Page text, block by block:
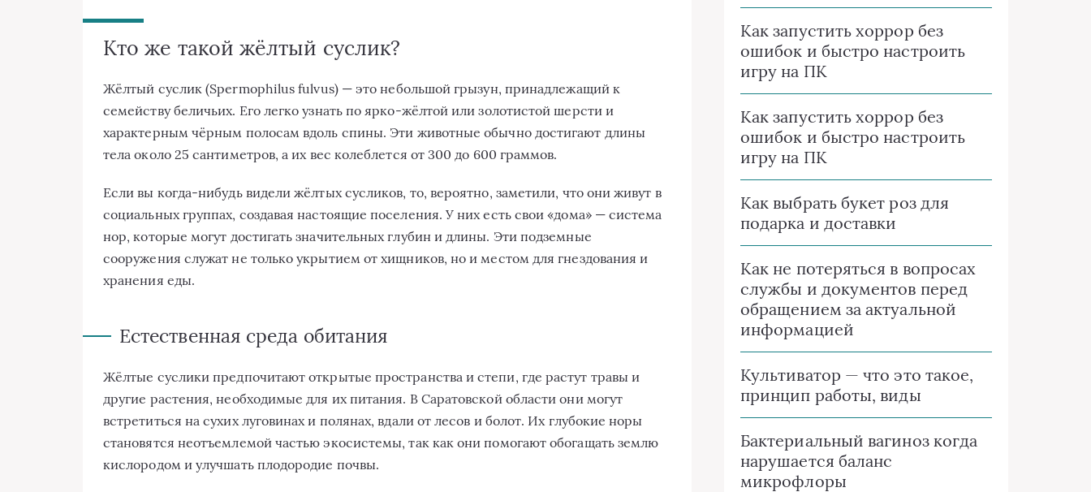
Кто же такой жёлтый суслик?
Жёлтый суслик (Spermophilus fulvus) — это небольшой грызун, принадлежащий к
семейству беличьих. Его легко узнать по ярко-жёлтой или золотистой шерсти и
характерным чёрным полосам вдоль спины. Эти животные обычно достигают длины
тела около 25 сантиметров, а их вес колеблется от 300 до 600 граммов.
Если вы когда-нибудь видели жёлтых сусликов, то, вероятно, заметили, что они живут в
социальных группах, создавая настоящие поселения. У них есть свои «дома» — система
нор, которые могут достигать значительных глубин и длины. Эти подземные
сооружения служат не только укрытием от хищников, но и местом для гнездования и
хранения еды.
Естественная среда обитания
Жёлтые суслики предпочитают открытые пространства и степи, где растут травы и
другие растения, необходимые для их питания. В Саратовской области они могут
встретиться на сухих луговинах и полянах, вдали от лесов и болот. Их глубокие норы
становятся неотъемлемой частью экосистемы, так как они помогают обогащать землю
кислородом и улучшать плодородие почвы.
Как запустить хоррор без
ошибок и быстро настроить
игру на ПК
Как запустить хоррор без
ошибок и быстро настроить
игру на ПК
Как выбрать букет роз для
подарка и доставки
Как не потеряться в вопросах
службы и документов перед
обращением за актуальной
информацией
Культиватор — что это такое,
принцип работы, виды
Бактериальный вагиноз когда
нарушается баланс
микрофлоры